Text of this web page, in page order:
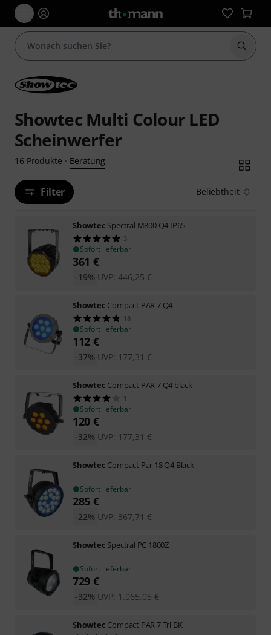
Suche
Showtec Multi Colour LED
Scheinwerfer
16 Produkte · Beratung
Filter Beliebtheit
Showtec Spectral M800 Q4 IP65
3
Sofort lieferbar
361 €
UVP: 446,25 €
-19%
Showtec Compact PAR 7 Q4
18
Sofort lieferbar
112 €
UVP: 177,31 €
-37%
Showtec Compact PAR 7 Q4 black
1
Sofort lieferbar
120 €
UVP: 177,31 €
-32%
Showtec Compact Par 18 Q4 Black
Sofort lieferbar
285 €
UVP: 367,71 €
-22%
Showtec Spectral PC 1800Z
Sofort lieferbar
729 €
UVP: 1.065,05 €
-32%
Showtec Compact PAR 7 Tri BK